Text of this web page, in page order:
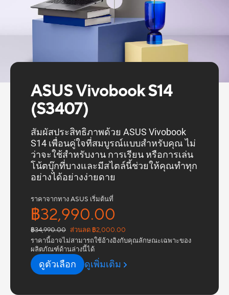
ASUS Vivobook S14
(S3407)
สัมผัสประสิทธิภาพด้วย ASUS Vivobook
S14 เพื่อนคู่ใจที่สมบูรณ์แบบสำหรับคุณ ไม่
ว่าจะใช้สำหรับงาน การเรียน หรือการเล่น
โน้ตบุ๊กที่บางและมีสไตล์นี้ช่วยให้คุณทำทุก
อย่างได้อย่างง่ายดาย
ราคาจากทาง ASUS เริ่มต้นที่
฿32,990.00
฿34,990.00 ส่วนลด ฿2,000.00
ราคานี้อาจไม่สามารถใช้อ้างอิงกับคุณลักษณะเฉพาะของ
ผลิตภัณฑ์ด้านล่างนี้ได้
ดูตัวเลือก ดูเพิ่มเติม